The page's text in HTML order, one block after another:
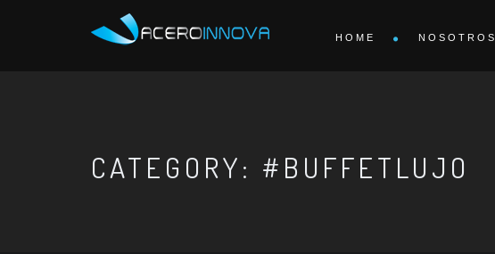
HOME NOSOTROS
CATEGORY: #BUFFETLUJO